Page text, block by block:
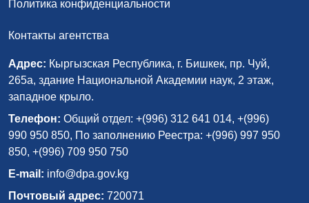
Политика конфиденциальности
Контакты агентства
Адрес: Кыргызская Республика, г. Бишкек, пр. Чуй,
265а, здание Национальной Академии наук, 2 этаж,
западное крыло.
Телефон: Общий отдел: +(996) 312 641 014, +(996)
990 950 850, По заполнению Реестра: +(996) 997 950
850, +(996) 709 950 750
E-mail: info@dpa.gov.kg
Почтовый адрес: 720071